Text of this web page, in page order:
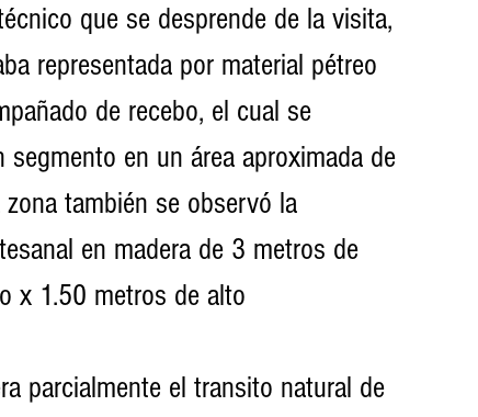
que se desprende de la visita,
representada por material pétreo
de recebo, el cual se
en un área aproximada de
también se observó la
en madera de 3 metros de
x 1.50 metros de alto
parcialmente el transito natural de